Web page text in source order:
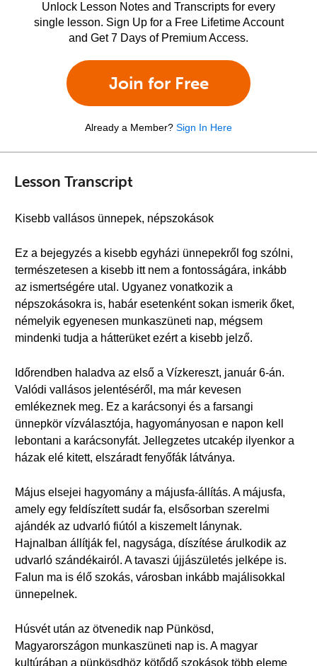
Unlock Lesson Notes and Transcripts for every
single lesson. Sign Up for a Free Lifetime Account
and Get 7 Days of Premium Access.
Join for Free
Already a Member? Sign In Here
Lesson Transcript
Kisebb vallásos ünnepek, népszokások
Ez a bejegyzés a kisebb egyházi ünnepekről fog szólni,
természetesen a kisebb itt nem a fontosságára, inkább
az ismertségére utal. Ugyanez vonatkozik a
népszokásokra is, habár esetenként sokan ismerik őket,
némelyik egyenesen munkaszüneti nap, mégsem
mindenki tudja a hátterüket ezért a kisebb jelző.
Időrendben haladva az első a Vízkereszt, január 6-án.
Valódi vallásos jelentéséről, ma már kevesen
emlékeznek meg. Ez a karácsonyi és a farsangi
ünnepkör vízválasztója, hagyományosan e napon kell
lebontani a karácsonyfát. Jellegzetes utcakép ilyenkor a
házak elé kitett, elszáradt fenyőfák látványa.
Május elsejei hagyomány a májusfa-állítás. A májusfa,
amely egy feldíszített sudár fa, elsősorban szerelmi
ajándék az udvarló fiútól a kiszemelt lánynak.
Hajnalban állítják fel, nagysága, díszítése árulkodik az
udvarló szándékairól. A tavaszi újjászületés jelképe is.
Falun ma is élő szokás, városban inkább majálisokkal
ünnepelnek.
Húsvét után az ötvenedik nap Pünkösd,
Magyarországon munkaszüneti nap is. A magyar
kultúrában a pünkösdhöz kötődő szokások több eleme